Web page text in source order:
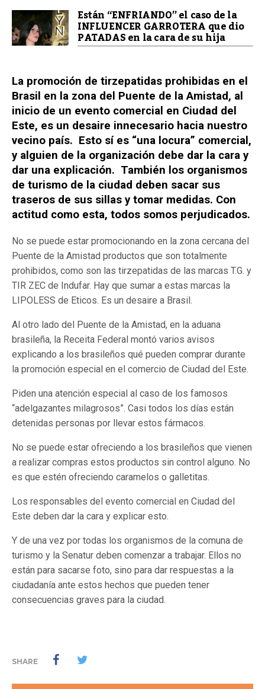
Están “ENFRIANDO” el caso de la
INFLUENCER GARROTERA que dio
PATADAS en la cara de su hija
La promoción de tirzepatidas prohibidas en el
Brasil en la zona del Puente de la Amistad, al
inicio de un evento comercial en Ciudad del
Este, es un desaire innecesario hacia nuestro
vecino país. Esto sí es “una locura” comercial,
y alguien de la organización debe dar la cara y
dar una explicación. También los organismos
de turismo de la ciudad deben sacar sus
traseros de sus sillas y tomar medidas. Con
actitud como esta, todos somos perjudicados.
No se puede estar promocionando en la zona cercana del
Puente de la Amistad productos que son totalmente
prohibidos, como son las tirzepatidas de las marcas T.G. y
TIR ZEC de Indufar. Hay que sumar a estas marcas la
LIPOLESS de Eticos. Es un desaire a Brasil.
Al otro lado del Puente de la Amistad, en la aduana
brasileña, la Receita Federal montó varios avisos
explicando a los brasileños qué pueden comprar durante
la promoción especial en el comercio de Ciudad del Este.
Piden una atención especial al caso de los famosos
“adelgazantes milagrosos”. Casi todos los días están
detenidas personas por llevar estos fármacos.
No se puede estar ofreciendo a los brasileños que vienen
a realizar compras estos productos sin control alguno. No
es que estén ofreciendo caramelos o galletitas.
Los responsables del evento comercial en Ciudad del
Este deben dar la cara y explicar esto.
Y de una vez por todas los organismos de la comuna de
turismo y la Senatur deben comenzar a trabajar. Ellos no
están para sacarse foto, sino para dar respuestas a la
ciudadanía ante estos hechos que pueden tener
consecuencias graves para la ciudad.
SHARE